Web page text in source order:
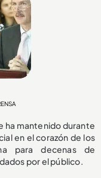
ha mantenido durante
en el corazón de los
para decenas de
por el público.